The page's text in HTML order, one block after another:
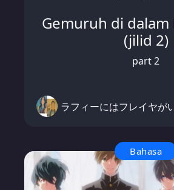
Gemuruh di dalam
(jilid 2)
part 2
ラフィーにはフレイヤが
Bahasa